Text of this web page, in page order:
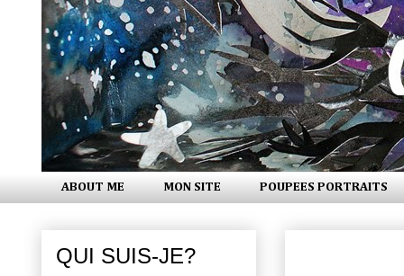
ABOUT ME MON SITE POUPEES PORTRAITS
QUI SUIS-JE?